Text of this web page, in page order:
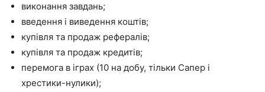
виконання завдань;
введення і виведення коштів;
купівля та продаж рефералів;
купівля та продаж кредитів;
перемога в іграх (10 на добу, тільки Сапер і
хрестики-нулики);